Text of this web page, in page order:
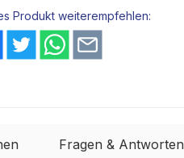
Produkt weiterempfehlen:
Fragen & Antworten